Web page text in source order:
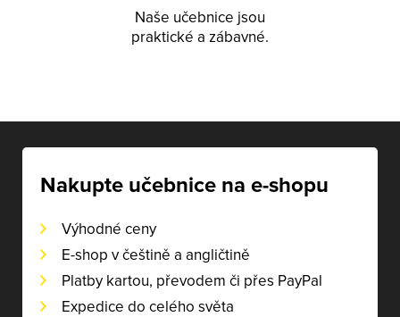
Naše učebnice jsou
praktické a zábavné.
Nakupte učebnice na e-shopu
Výhodné ceny
E-shop v češtině a angličtině
Platby kartou, převodem či přes PayPal
Expedice do celého světa